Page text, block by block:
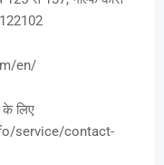
en/
के लिए
service/contact-